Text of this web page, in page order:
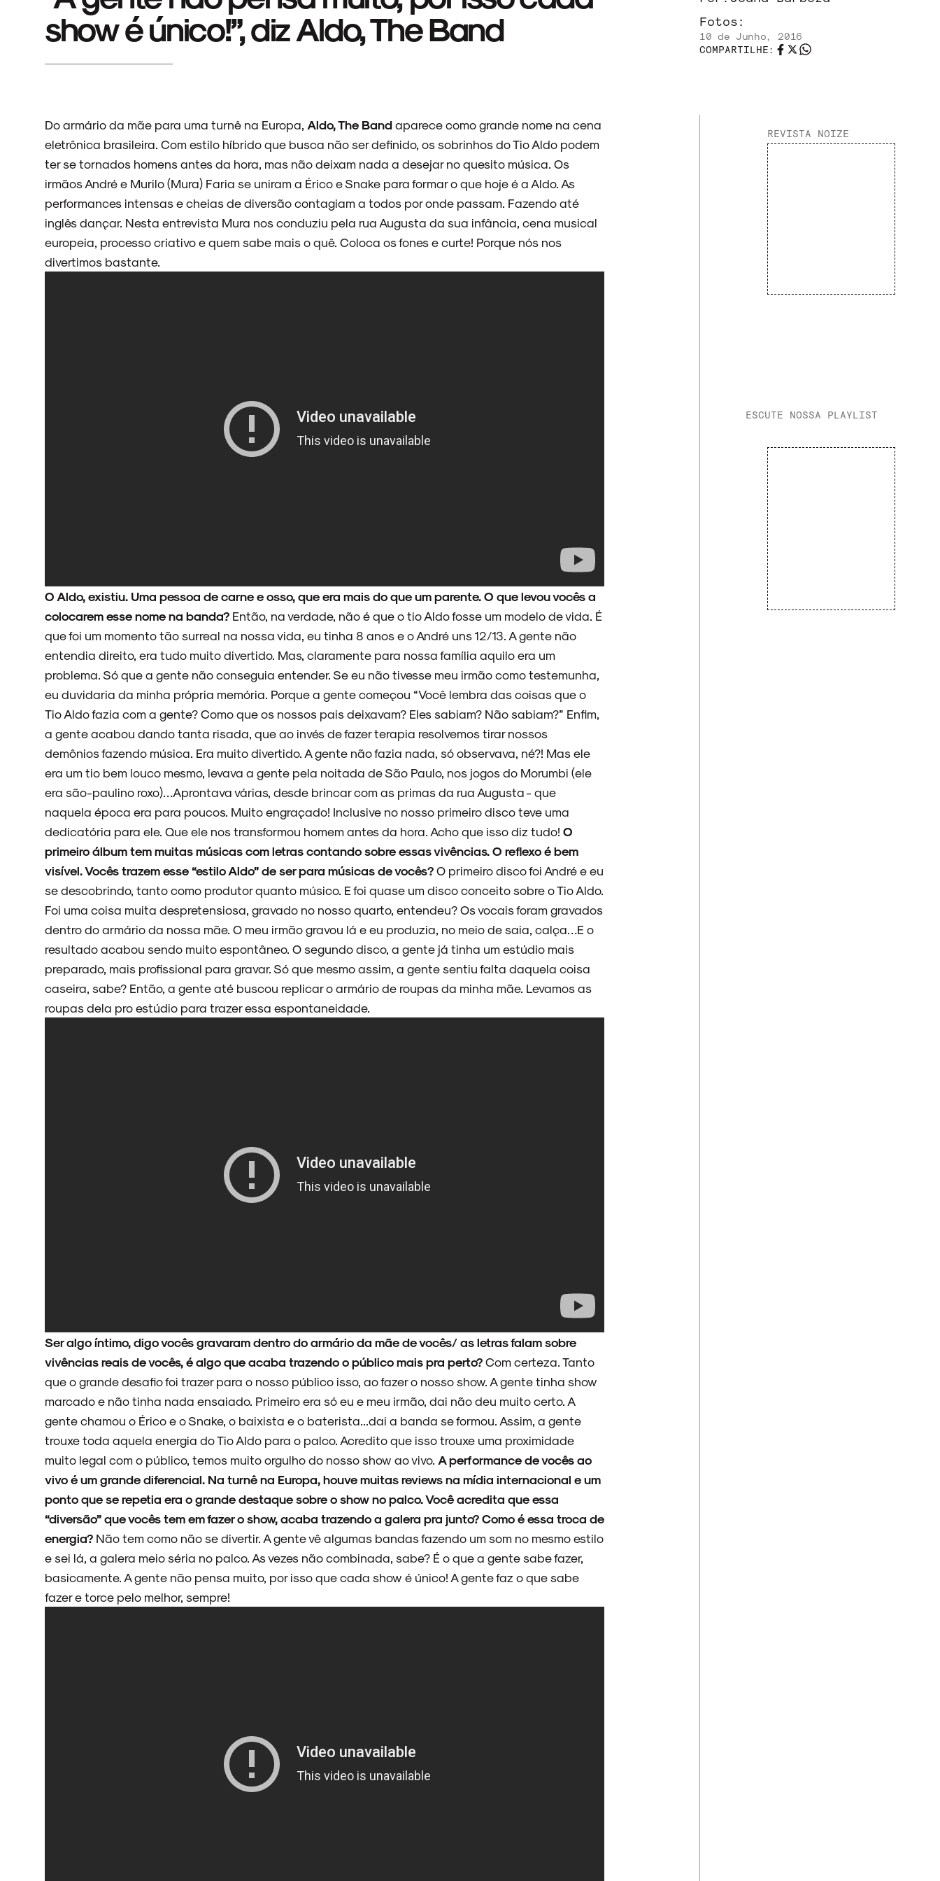
ARQUIVO
ENTREVISTAS
ESPECIAIS
FAIXA A FAIXA
NOVIDADES
show é único!”, diz Aldo, The Band
Fotos:
10 de Junho, 2016
COMPARTILHE:
Do armário da mãe para uma turnê na Europa, Aldo, The Bandaparece como grande nome na cena
eletrônica brasileira. Com estilo híbrido que busca não ser definido, os sobrinhos do Tio Aldo podem
ter se tornados homens antes da hora, mas não deixam nada a desejar no quesito música. Os
irmãos André e Murilo (Mura) Faria se uniram a Érico e Snake para formar o que hoje é a Aldo. As
performances intensas e cheias de diversão contagiam a todos por onde passam. Fazendo até
inglês dançar. Nesta entrevista Mura nos conduziu pela rua Augusta da sua infância, cena musical
europeia, processo criativo e quem sabe mais o quê. Coloca os fones e curte! Porque nós nos
divertimos bastante.
O Aldo, existiu. Uma pessoa de carne e osso, que era mais do que um parente. O que levou vocês a
colocarem esse nome na banda? Então, na verdade, não é que o tio Aldo fosse um modelo de vida. É
que foi um momento tão surreal na nossa vida, eu tinha 8 anos e o André uns 12/13. A gente não
entendia direito, era tudo muito divertido. Mas, claramente para nossa família aquilo era um
problema. Só que a gente não conseguia entender. Se eu não tivesse meu irmão como testemunha,
eu duvidaria da minha própria memória. Porque a gente começou “Você lembra das coisas que o
Tio Aldo fazia com a gente? Como que os nossos pais deixavam? Eles sabiam? Não sabiam?” Enfim,
a gente acabou dando tanta risada, que ao invés de fazer terapia resolvemos tirar nossos
demônios fazendo música. Era muito divertido. A gente não fazia nada, só observava, né?! Mas ele
era um tio bem louco mesmo, levava a gente pela noitada de São Paulo, nos jogos do Morumbi (ele
era são-paulino roxo)…Aprontava várias, desde brincar com as primas da rua Augusta - que
naquela época era para poucos. Muito engraçado! Inclusive no nosso primeiro disco teve uma
dedicatória para ele. Que ele nos transformou homem antes da hora. Acho que isso diz tudo! O
primeiro álbum tem muitas músicas com letras contando sobre essas vivências. O reflexo é bem
visível. Vocês trazem esse “estilo Aldo” de ser para músicas de vocês?O primeiro disco foi André e eu
se descobrindo, tanto como produtor quanto músico. E foi quase um disco conceito sobre o Tio Aldo.
Foi uma coisa muita despretensiosa, gravado no nosso quarto, entendeu? Os vocais foram gravados
dentro do armário da nossa mãe. O meu irmão gravou lá e eu produzia, no meio de saia, calça…E o
resultado acabou sendo muito espontâneo. O segundo disco, a gente já tinha um estúdio mais
preparado, mais profissional para gravar. Só que mesmo assim, a gente sentiu falta daquela coisa
caseira, sabe? Então, a gente até buscou replicar o armário de roupas da minha mãe. Levamos as
roupas dela pro estúdio para trazer essa espontaneidade.
Ser algo íntimo, digo vocês gravaram dentro do armário da mãe de vocês/ as letras falam sobre
vivências reais de vocês, é algo que acaba trazendo o público mais pra perto?Com certeza. Tanto
que o grande desafio foi trazer para o nosso público isso, ao fazer o nosso show. A gente tinha show
marcado e não tinha nada ensaiado. Primeiro era só eu e meu irmão, dai não deu muito certo. A
gente chamou o Érico e o Snake, o baixista e o baterista...dai a banda se formou. Assim, a gente
trouxe toda aquela energia do Tio Aldo para o palco. Acredito que isso trouxe uma proximidade
muito legal com o público, temos muito orgulho do nosso show ao vivo. A performance de vocês ao
vivo é um grande diferencial. Na turnê na Europa, houve muitas reviews na mídia internacional e um
ponto que se repetia era o grande destaque sobre o show no palco. Você acredita que essa
“diversão” que vocês tem em fazer o show, acaba trazendo a galera pra junto? Como é essa troca de
energia? Não tem como não se divertir. A gente vê algumas bandas fazendo um som no mesmo estilo
e sei lá, a galera meio séria no palco. As vezes não combinada, sabe? É o que a gente sabe fazer,
basicamente. A gente não pensa muito, por isso que cada show é único! A gente faz o que sabe
fazer e torce pelo melhor, sempre!
REVISTA NOIZE
ESCUTE NOSSA PLAYLIST